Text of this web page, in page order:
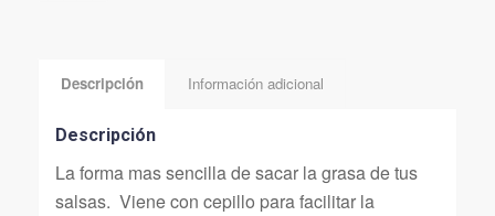
Descripción Información adicional
Descripción
La forma mas sencilla de sacar la grasa de tus
salsas. Viene con cepillo para facilitar la